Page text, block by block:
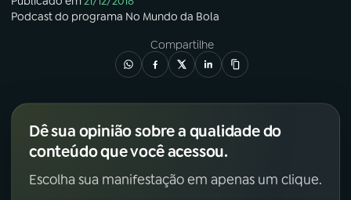
Podcastdo programa No Mundo da Bola
Compartilhe
Dê sua opinião sobre a qualidade do
conteúdo que você acessou.
Escolha sua manifestação em apenas um clique.